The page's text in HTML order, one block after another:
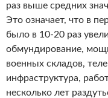
раз выше средних
Это означает, что в
было в 10-20 раз
обмундирование,
военных складов,
инфраструктура,
несколько лет